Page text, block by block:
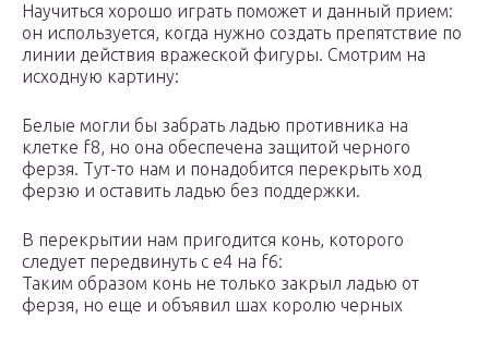
Научиться хорошо играть поможет и данный прием:
он используется, когда нужно создать препятствие по
линии действия вражеской фигуры. Смотрим на
исходную картину:
Белые могли бы забрать ладью противника на
клетке f8, но она обеспечена защитой черного
ферзя. Тут-то нам и понадобится перекрыть ход
ферзю и оставить ладью без поддержки.
В перекрытии нам пригодится конь, которого
следует передвинуть с e4 на f6:
Таким образом конь не только закрыл ладью от
ферзя, но еще и объявил шах королю черных